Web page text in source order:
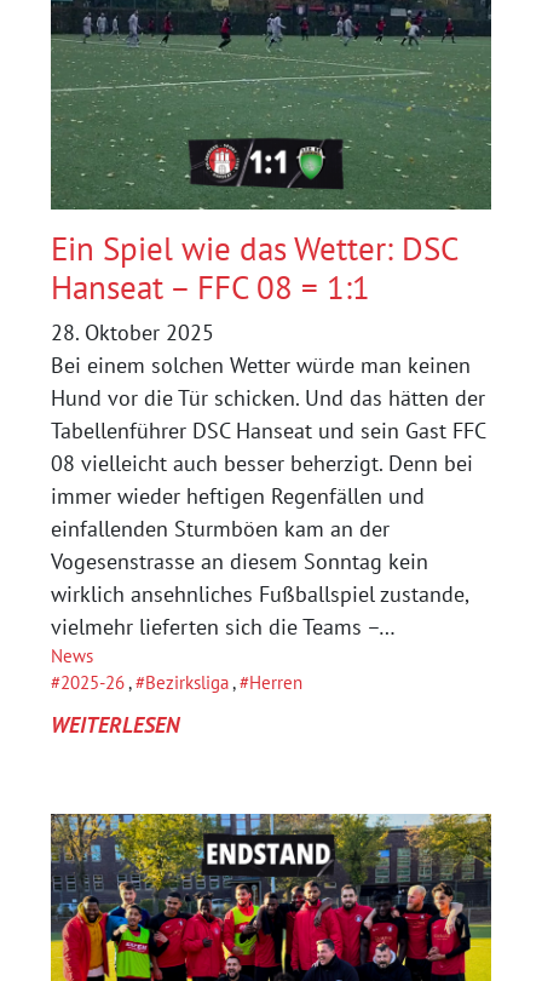
Ein Spiel wie das Wetter: DSC
Hanseat – FFC 08 = 1:1
28. Oktober 2025
Bei einem solchen Wetter würde man keinen
Hund vor die Tür schicken. Und das hätten der
Tabellenführer DSC Hanseat und sein Gast FFC
08 vielleicht auch besser beherzigt. Denn bei
immer wieder heftigen Regenfällen und
einfallenden Sturmböen kam an der
Vogesenstrasse an diesem Sonntag kein
wirklich ansehnliches Fußballspiel zustande,
vielmehr lieferten sich die Teams –…
News
2025-26, Bezirksliga, Herren
WEITERLESEN:
WIE
DAS
WETTER:
DSC
HANSEAT